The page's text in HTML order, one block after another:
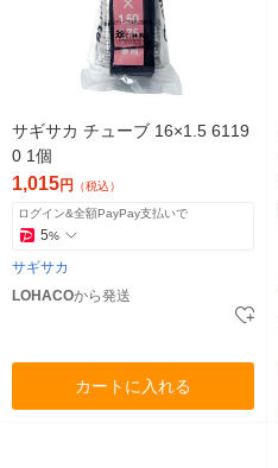
サギサカ チューブ 16×1.5 6119
0 1個
1,015円 （税込）
ログイン&全額PayPay支払いで
5%
サギサカ
LOHACOから発送
カートに入れる